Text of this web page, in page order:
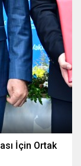
İçin Ortak